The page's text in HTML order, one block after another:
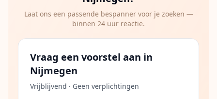
Laat ons een passende bespanner voor je zoeken —
binnen 24 uur reactie.
Vraag een voorstel aan in
Nijmegen
Vrijblijvend · Geen verplichtingen